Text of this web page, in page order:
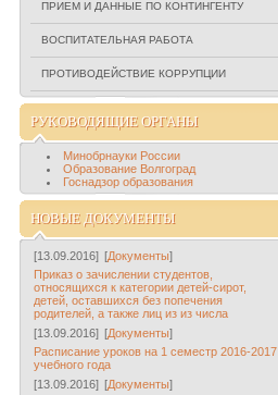
ПРИЕМ И ДАННЫЕ ПО КОНТИНГЕНТУ
ВОСПИТАТЕЛЬНАЯ РАБОТА
ПРОТИВОДЕЙСТВИЕ КОРРУПЦИИ
РУКОВОДЯЩИЕ ОРГАНЫ
Минобрнауки России
Образование Волгоград
Госнадзор образования
НОВЫЕ ДОКУМЕНТЫ
[13.09.2016] [Документы]
Приказ о зачислении студентов,
относящихся к категории детей-сирот,
детей, оставшихся без попечения
родителей, а также лиц из из числа
[13.09.2016] [Документы]
Расписание уроков на 1 семестр 2016-2017
учебного года
[13.09.2016] [Документы]